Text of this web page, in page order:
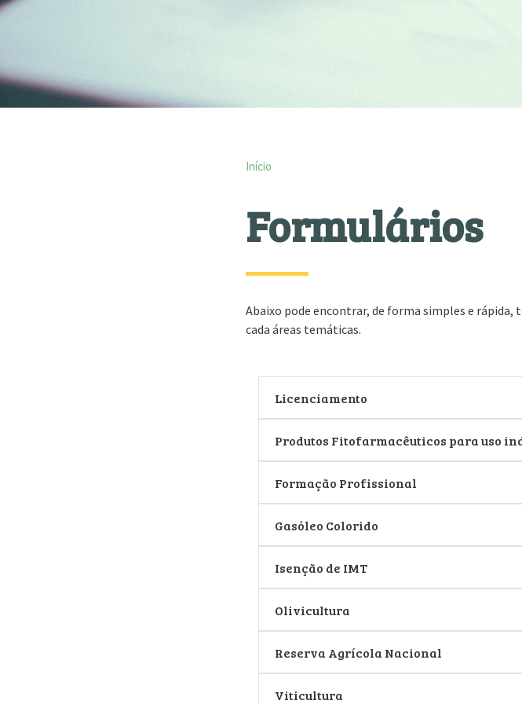
Início
Formulários
Abaixo pode encontrar, de forma simples e
cada áreas temáticas.
Licenciamento
Produtos Fitofarmacêuticos para uso
Formação Profissional
Gasóleo Colorido
Isenção de IMT
Olivicultura
Reserva Agrícola Nacional
Viticultura